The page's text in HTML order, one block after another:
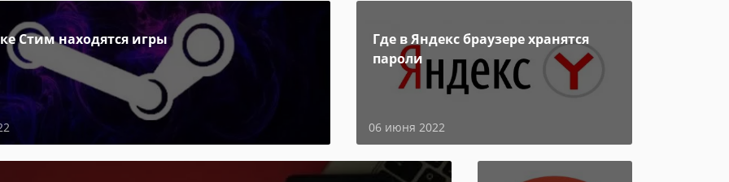
Стим находятся игры
Где в Яндекс браузере хранятся
пароли
06 июня 2022